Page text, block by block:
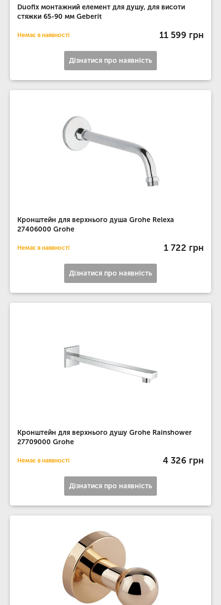
Duofix монтажний елемент для душу, для висоти
стяжки 65-90 мм Geberit
Немає в наявності 11 599 грн
Дізнатися про наявність
Кронштейн для верхнього душа Grohe Relexa
27406000 Grohe
Немає в наявності 1 722 грн
Дізнатися про наявність
Кронштейн для верхнього душу Grohe Rainshower
27709000 Grohe
Немає в наявності 4 326 грн
Дізнатися про наявність